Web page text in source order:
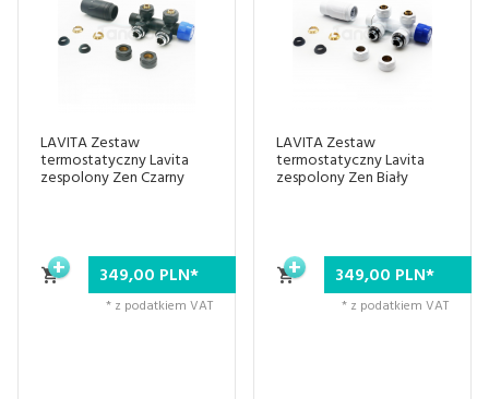
LAVITA Zestaw
termostatyczny Lavita
zespolony Zen Czarny
349,00 PLN*
* z podatkiem VAT
LAVITA Zestaw
termostatyczny Lavita
zespolony Zen Biały
349,00 PLN*
* z podatkiem VAT